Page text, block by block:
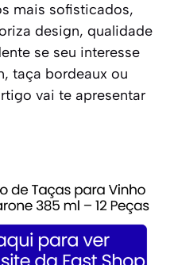
mais sofisticados,
design, qualidade
se seu interesse
taça bordeaux ou
vai te apresentar